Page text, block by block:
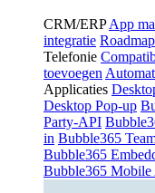
CRM/ERP App
integratie Roadmap
Telefonie
toevoegen
Applicaties
Desktop Pop-up
Party-API
in Bubble365
Bubble365
Bubble365 Mobile